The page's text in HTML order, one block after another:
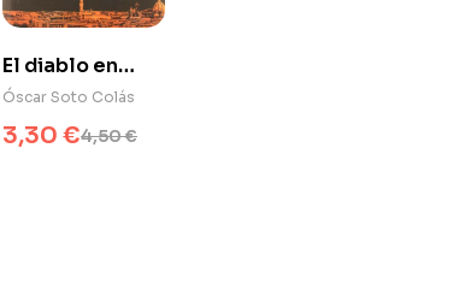
El diablo en
Florencia
Óscar Soto Colás
4,50€
3,30 €